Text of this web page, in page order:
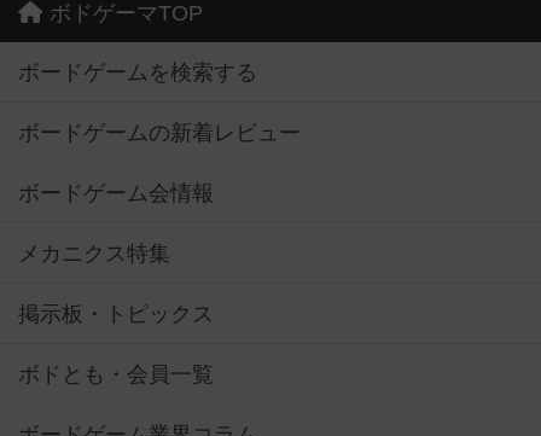
ボドゲーマTOP
ボードゲームを検索する
ボードゲームの新着レビュー
ボードゲーム会情報
メカニクス特集
掲示板・トピックス
ボドとも・会員一覧